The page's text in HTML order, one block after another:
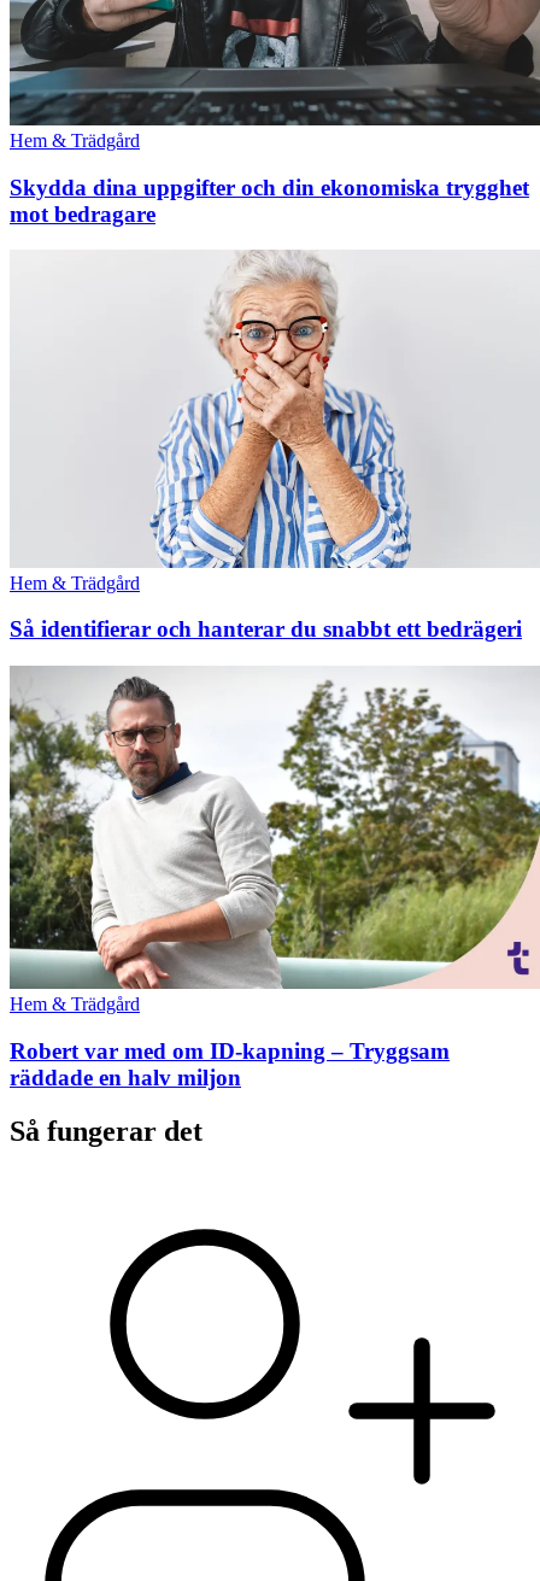
Hem & Trädgård
Skydda dina uppgifter och din ekonomiska trygghet
mot bedragare
Hem & Trädgård
Så identifierar och hanterar du snabbt ett bedrägeri
Hem & Trädgård
Robert var med om ID-kapning – Tryggsam
räddade en halv miljon
Så fungerar det